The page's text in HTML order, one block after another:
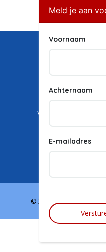
Vacatures
© 2026 - Aviabanen &
Meld je aan
Voornaam
Achternaam
E-mailadres